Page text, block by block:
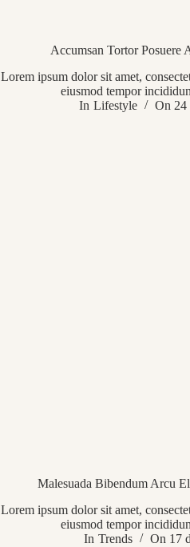
Accumsan Tortor Posuere
Lorem ipsum dolor sit amet,
eiusmod tempor
In Lifestyle On 24
Malesuada Bibendum Arcu
Lorem ipsum dolor sit amet,
eiusmod tempor
In Trends On 17